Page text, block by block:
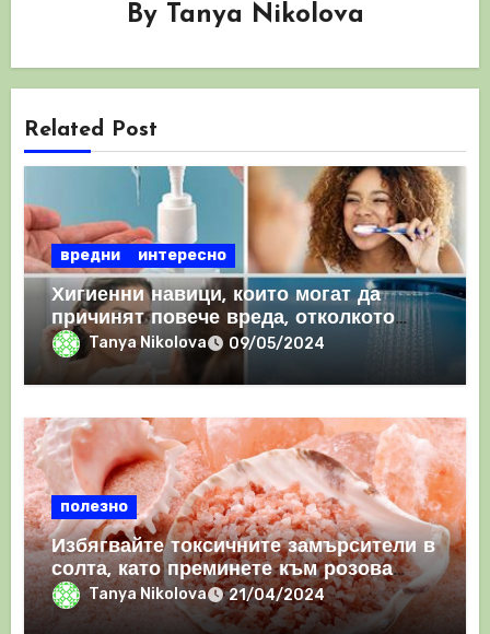
By Tanya Nikolova
Related Post
вредни интересно
Хигиенни навици, които могат да
причинят повече вреда, отколкото
ползаTanya Nikolova 09/05/2024
полезно
Избягвайте токсичните замърсители в
солта, като преминете към розова
хималайска сол
Tanya Nikolova 21/04/2024